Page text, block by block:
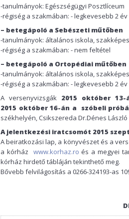
-tanulmányok: Egészségügyi Posztlíceum
-régiség a szakmában: - legkevesebb 2
– betegápoló a Sebészeti műtőben
-tanulmányok: általános iskola,
-régiség a szakmában: - nem feltétel
– betegápoló a Ortopédiai műtőben
-tanulmányok: általános iskola,
-régiség a szakmában: - legkevesebb 2
A versenyvizsgák 2015 október 13-
2015 október 16-án a szóbeli
székhelyén, Csikszereda Dr.Dénes
A jelentkezési iratcsomót 2015
A beiratkozási lap, a könyvészet és a
a kórház www.korhaz.ro és a megyei
kórház hirdető tábláján tekinthető meg.
Bővebb felvilágosítás a 0266-324193-as